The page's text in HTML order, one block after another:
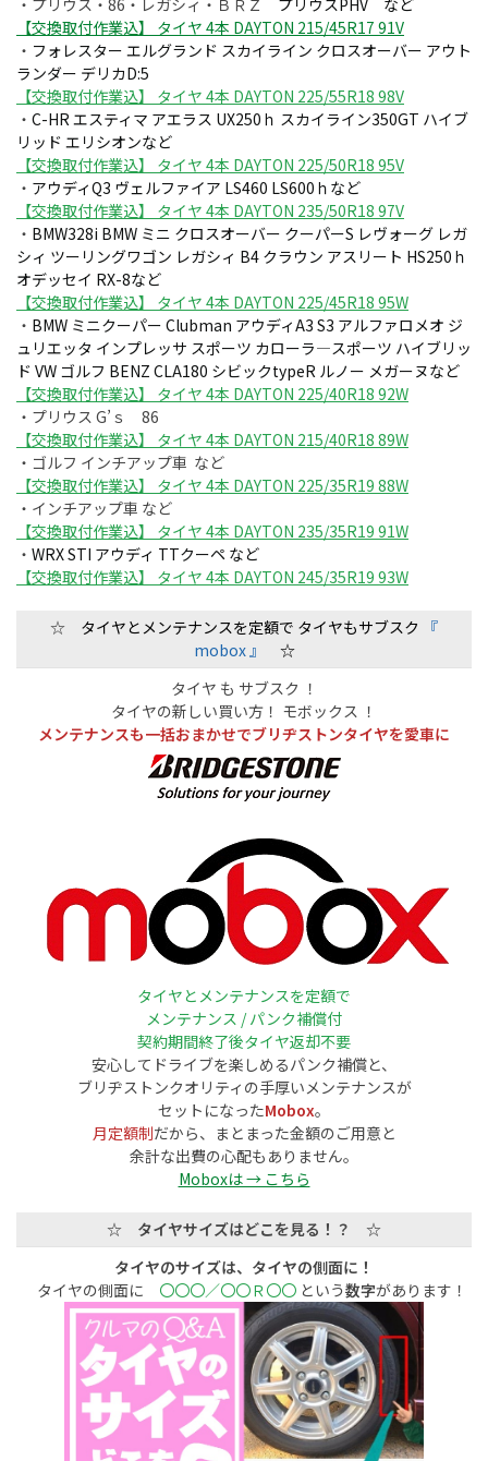
・プリウス・86・レガシィ・ＢＲＺ プリウスPHV など
【交換取付作業込】 タイヤ 4本 DAYTON 215/45R17 91V
・ フォレスター エルグランド スカイライン クロスオーバー アウト
ランダー デリカD:5
【交換取付作業込】 タイヤ 4本 DAYTON 225/55R18 98V
・ C-HR エスティマ アエラス UX250ｈ スカイライン350GT ハイブ
リッド エリシオンなど
【交換取付作業込】 タイヤ 4本 DAYTON 225/50R18 95V
・ アウディQ3 ヴェルファイア LS460 LS600ｈなど
【交換取付作業込】 タイヤ 4本 DAYTON 235/50R18 97V
・ BMW328i BMW ミニ クロスオーバー クーパーS レヴォーグ レガ
シィ ツーリングワゴン レガシィ B4 クラウン アスリート HS250ｈ
オデッセイ RX-8など
【交換取付作業込】 タイヤ 4本 DAYTON 225/45R18 95W
・ BMW ミニクーパー Clubman アウディA3 S3 アルファロメオ ジ
ュリエッタ インプレッサ スポーツ カローラ―スポーツ ハイブリッ
ド VW ゴルフ BENZ CLA180 シビックtypeR ルノー メガーヌなど
【交換取付作業込】 タイヤ 4本 DAYTON 225/40R18 92W
・プリウス G’ｓ 86
【交換取付作業込】 タイヤ 4本 DAYTON 215/40R18 89W
・ゴルフ インチアップ車 など
【交換取付作業込】 タイヤ 4本 DAYTON 225/35R19 88W
・インチアップ車 など
【交換取付作業込】 タイヤ 4本 DAYTON 235/35R19 91W
・ WRX STI アウディ TTクーペ など
【交換取付作業込】 タイヤ 4本 DAYTON 245/35R19 93W
☆ タイヤとメンテナンスを定額で タイヤもサブスク
『
mobox 』
☆
タイヤ も サブスク ！
タイヤの新しい買い方！ モボックス ！
メンテナンスも一括おまかせでブリヂストンタイヤを愛車に
タイヤとメンテナンスを定額で
メンテナンス / パンク補償付
契約期間終了後タイヤ返却不要
安心してドライブを楽しめるパンク補償と、
ブリヂストンクオリティの手厚いメンテナンスが
セットになったMobox。
月定額制だから、まとまった金額のご用意と
余計な出費の心配もありません。
Moboxは → こちら
☆ タイヤサイズはどこを見る！？ ☆
タイヤのサイズは、タイヤの側面に！
タイヤの側面に
〇〇〇／〇〇Ｒ〇〇 という数字があります！